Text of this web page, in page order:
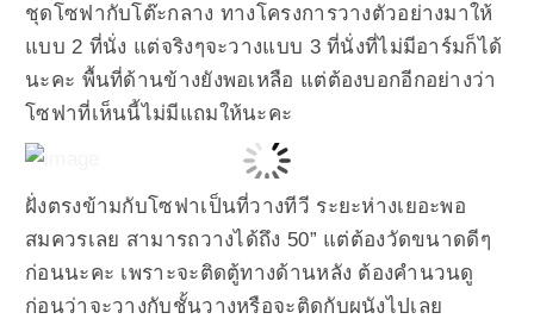
ชุดโซฟากับโต๊ะกลาง ทางโครงการวางตัวอย่างมาให้
แบบ 2 ที่นั่ง แต่จริงๆจะวางแบบ 3 ที่นั่งที่ไม่มีอาร์มก็ได้
นะคะ พื้นที่ด้านข้างยังพอเหลือ แต่ต้องบอกอีกอย่างว่า
โซฟาที่เห็นนี้ไม่มีแถมให้นะคะ
ฝั่งตรงข้ามกับโซฟาเป็นที่วางทีวี ระยะห่างเยอะพอ
สมควรเลย สามารถวางได้ถึง 50” แต่ต้องวัดขนาดดีๆ
ก่อนนะคะ เพราะจะติดตู้ทางด้านหลัง ต้องคำนวนดู
ก่อนว่าจะวางกับชั้นวางหรือจะติดกับผนังไปเลย